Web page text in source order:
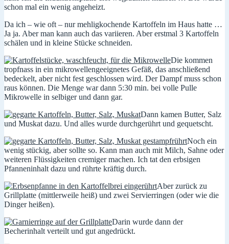
schon mal ein wenig angeheizt.
Da ich – wie oft – nur mehligkochende Kartoffeln im Haus hatte …
Ja ja. Aber man kann auch das variieren. Aber erstmal 3 Kartoffeln
schälen und in kleine Stücke schneiden.
Die kommen
tropfnass in ein mikrowellengeeignetes Gefäß, das anschließend
bedeckelt, aber nicht fest geschlossen wird. Der Dampf muss schon
raus können. Die Menge war dann 5:30 min. bei volle Pulle
Mikrowelle in selbiger und dann gar.
Dann kamen Butter, Salz
und Muskat dazu. Und alles wurde durchgerührt und gequetscht.
Noch ein
wenig stückig, aber sollte so. Kann man auch mit Milch, Sahne oder
weiteren Flüssigkeiten cremiger machen. Ich tat den erbsigen
Pfanneninhalt dazu und rührte kräftig durch.
Aber zurück zu
Grillplatte (mittlerweile heiß) und zwei Servierringen (oder wie die
Dinger heißen).
Darin wurde dann der
Becherinhalt verteilt und gut angedrückt.